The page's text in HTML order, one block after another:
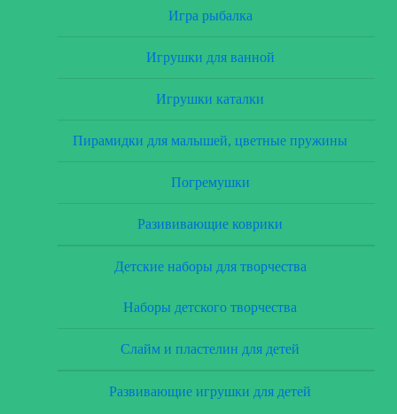
Игра рыбалка
Игрушки для ванной
Игрушки каталки
Пирамидки для малышей, цветные пружины
Погремушки
Разививающие коврики
Детские наборы для творчества
Наборы детского творчества
Слайм и пластелин для детей
Развивающие игрушки для детей